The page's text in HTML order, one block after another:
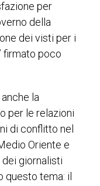
per
della
dei visti per i
firmato poco
la
per le relazioni
di conflitto nel
Oriente e
dei giornalisti
questo tema: il